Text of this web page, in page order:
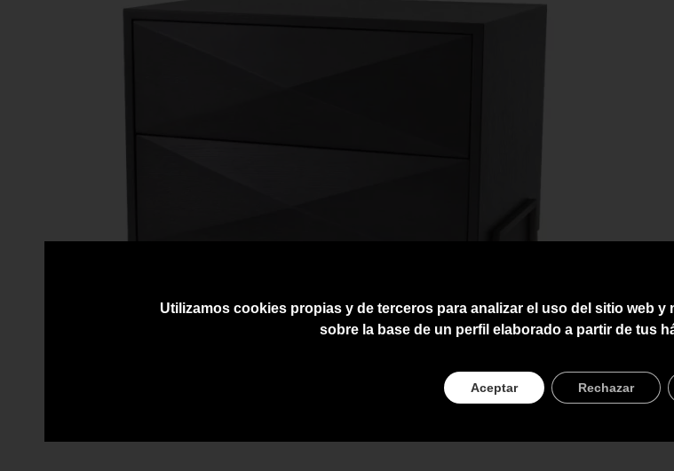
Utilizamos cookies propias y de terceros para analizar el uso del sitio web
sobre la base de un perfil elaborado a partir de tus
Aceptar Rechazar